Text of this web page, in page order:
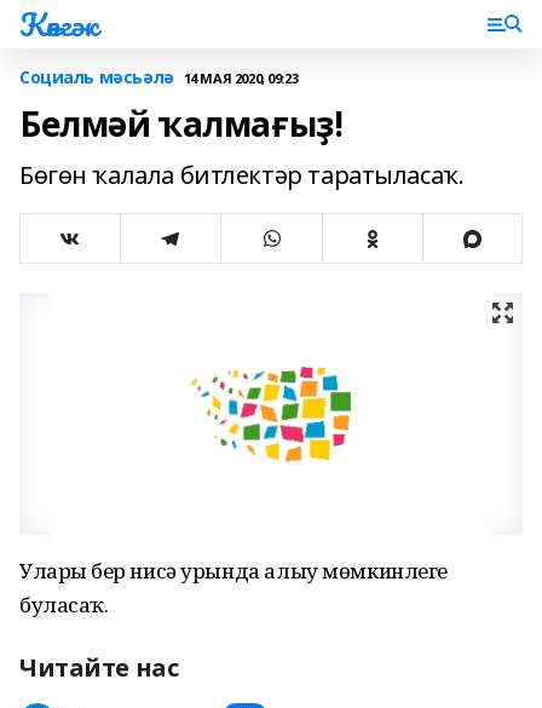
Көнгәк
Социаль мәсьәлә 14 МАЯ 2020, 09:23
Белмәй ҡалмағыҙ!
Бөгөн ҡалала битлектәр таратыласаҡ.
Уларҙы бер нисә урында алыу мөмкинлеге
буласаҡ.
Читайте нас